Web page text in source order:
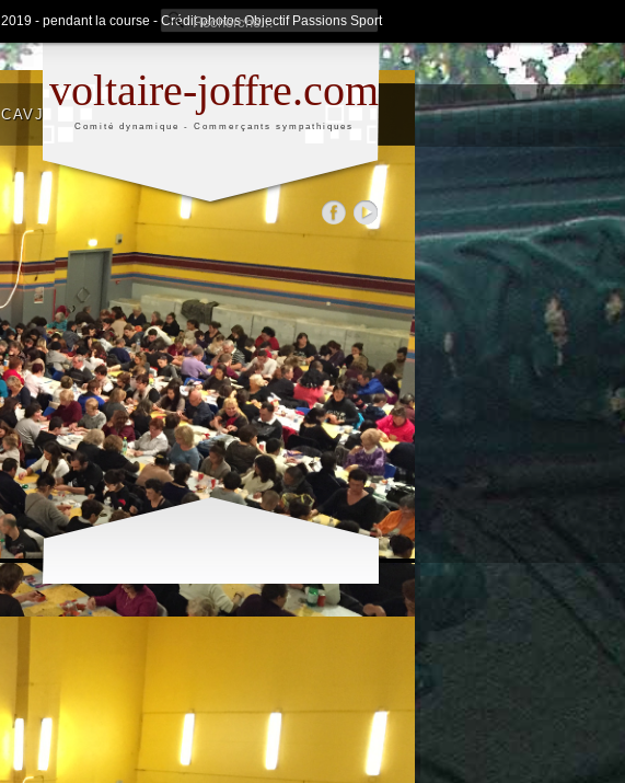
- pendant la course - Crédit photos Objectif Passions Sport
voltaire-joffre.com
Comité dynamique - Commerçants sympathiques